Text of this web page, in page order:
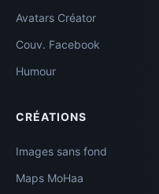
Avatars Créator
Couv. Facebook
Humour
CRÉATIONS
Images sans fond
Maps MoHaa